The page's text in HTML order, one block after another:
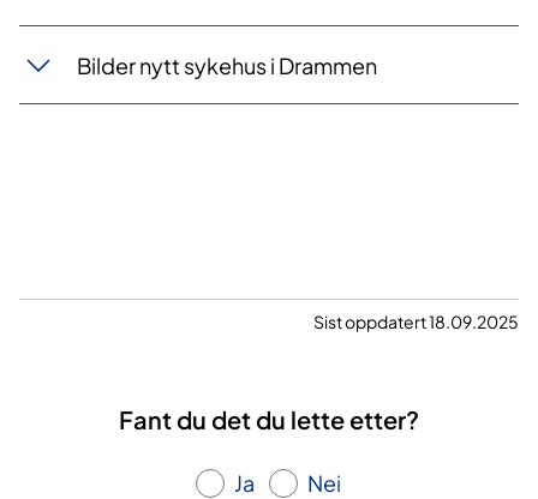
Bilder nytt sykehus i Drammen
Sist oppdatert 18.09.2025
Fant du det du lette etter?
Ja Nei